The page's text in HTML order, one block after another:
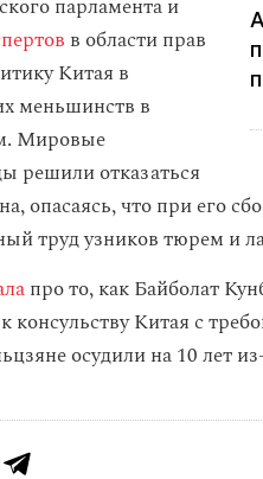
парламента и
в области прав
Китая в
меньшинств в
Мировые
решили отказаться
опасаясь, что при его
труд узников тюрем и
про то, как Байболат
консульству Китая с
осудили на 10 лет